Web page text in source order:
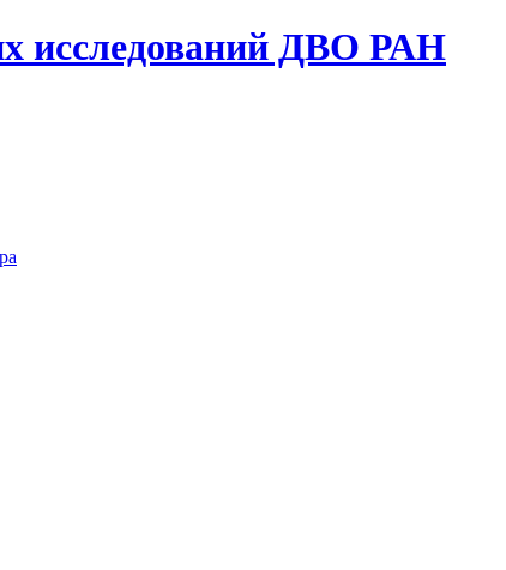
исследований ДВО РАН